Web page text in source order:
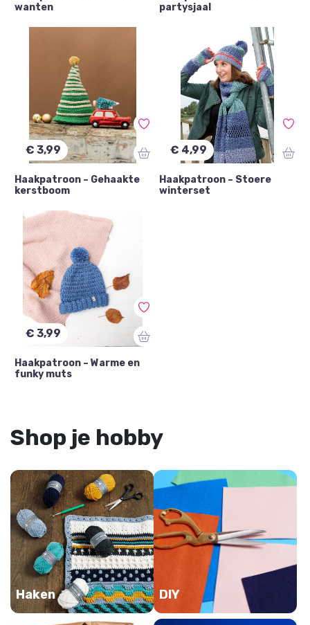
wanten
partysjaal
€ 3,99
Haakpatroon – Gehaakte
kerstboom
€ 4,99
Haakpatroon – Stoere
winterset
€ 3,99
Haakpatroon – Warme en
funky muts
Shop je hobby
Haken DIY